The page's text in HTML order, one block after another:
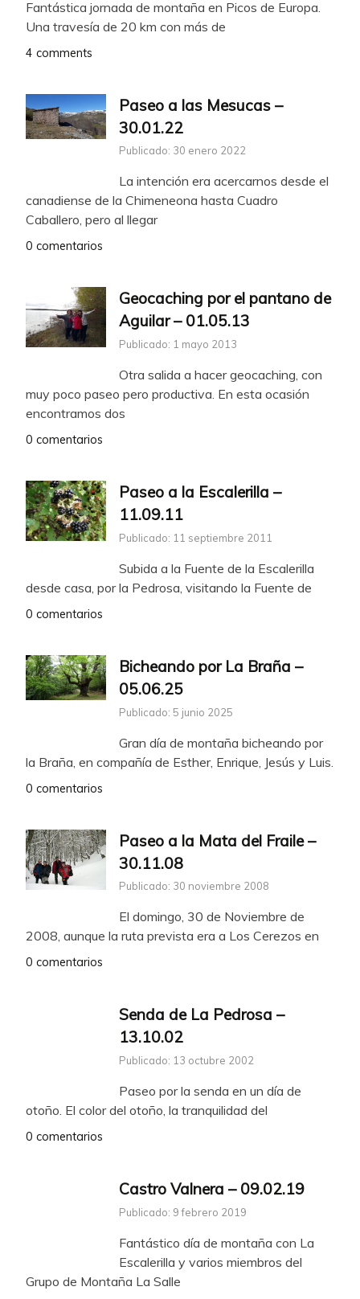
Fantástica jornada de montaña en Picos de Europa.
Una travesía de 20 km con más de
4 comments
Paseo a las Mesucas –
30.01.22
Publicado: 30 enero 2022
La intención era acercarnos desde el
canadiense de la Chimeneona hasta Cuadro
Caballero, pero al llegar
0 comentarios
Geocaching por el pantano de
Aguilar – 01.05.13
Publicado: 1 mayo 2013
Otra salida a hacer geocaching, con
muy poco paseo pero productiva. En esta ocasión
encontramos dos
0 comentarios
Paseo a la Escalerilla –
11.09.11
Publicado: 11 septiembre 2011
Subida a la Fuente de la Escalerilla
desde casa, por la Pedrosa, visitando la Fuente de
0 comentarios
Bicheando por La Braña –
05.06.25
Publicado: 5 junio 2025
Gran día de montaña bicheando por
la Braña, en compañía de Esther, Enrique, Jesús y Luis.
0 comentarios
Paseo a la Mata del Fraile –
30.11.08
Publicado: 30 noviembre 2008
El domingo, 30 de Noviembre de
2008, aunque la ruta prevista era a Los Cerezos en
0 comentarios
Senda de La Pedrosa –
13.10.02
Publicado: 13 octubre 2002
Paseo por la senda en un día de
otoño. El color del otoño, la tranquilidad del
0 comentarios
Castro Valnera – 09.02.19
Publicado: 9 febrero 2019
Fantástico día de montaña con La
Escalerilla y varios miembros del
Grupo de Montaña La Salle